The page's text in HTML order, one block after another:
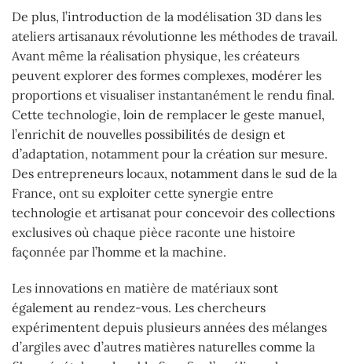
De plus, l’introduction de la modélisation 3D dans les
ateliers artisanaux révolutionne les méthodes de travail.
Avant même la réalisation physique, les créateurs
peuvent explorer des formes complexes, modérer les
proportions et visualiser instantanément le rendu final.
Cette technologie, loin de remplacer le geste manuel,
l’enrichit de nouvelles possibilités de design et
d’adaptation, notamment pour la création sur mesure.
Des entrepreneurs locaux, notamment dans le sud de la
France, ont su exploiter cette synergie entre
technologie et artisanat pour concevoir des collections
exclusives où chaque pièce raconte une histoire
façonnée par l’homme et la machine.
Les innovations en matière de matériaux sont
également au rendez-vous. Les chercheurs
expérimentent depuis plusieurs années des mélanges
d’argiles avec d’autres matières naturelles comme la